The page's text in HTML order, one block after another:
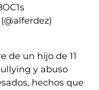
de un hijo de 11
y abuso
hechos que